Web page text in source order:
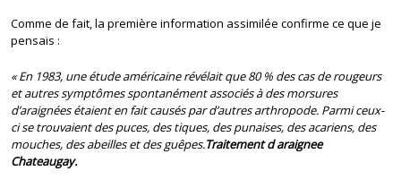
Comme de fait, la première information assimilée confirme ce que je
pensais :
« En 1983, une étude américaine révélait que 80 % des cas de rougeurs
et autres symptômes spontanément associés à des morsures
d’araignées étaient en fait causés par d’autres arthropode. Parmi ceux-
ci se trouvaient des puces, des tiques, des punaises, des acariens, des
mouches, des abeilles et des guêpes.Traitement d araignee
Chateaugay.